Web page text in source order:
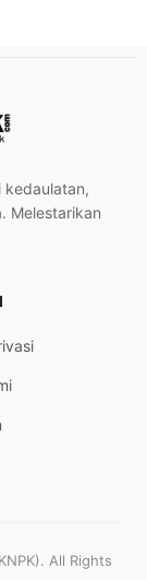
kedaulatan,
Melestarikan
All Rights